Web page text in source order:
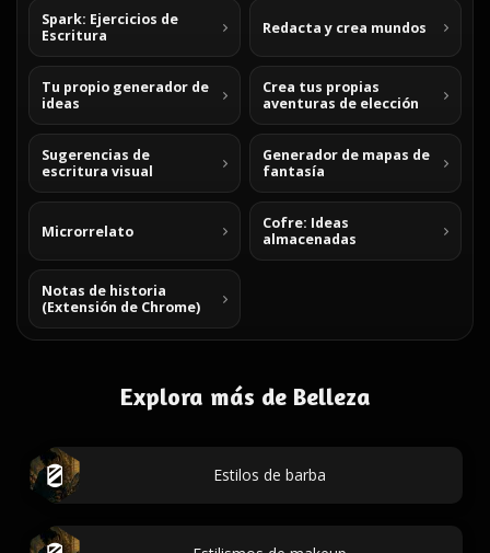
Spark: Ejercicios de
Escritura
Redacta y crea mundos
Tu propio generador de
ideas
Crea tus propias
aventuras de elección
Sugerencias de
escritura visual
Generador de mapas de
fantasía
Microrrelato
Cofre: Ideas
almacenadas
Notas de historia
(Extensión de Chrome)
Explora más de Belleza
Estilos de barba